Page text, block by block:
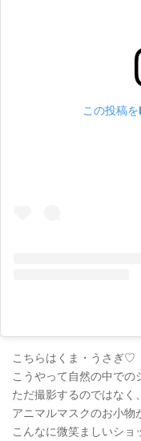
この投稿
こちらはくま・うさぎ♡
こうやって自然の中での
ただ撮影するのではなく、
アニマルマスクのお小物
こんなに微笑ましいシ